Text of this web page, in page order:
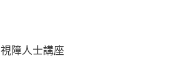
視障人士講座